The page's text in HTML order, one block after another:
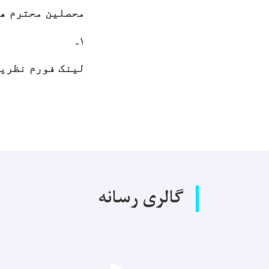
محصلین محترم
۱ـ
لینک فورم
گالری رسانه